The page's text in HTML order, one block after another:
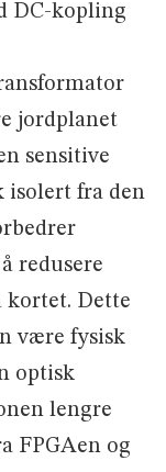
DC-kopling
jordplanet
sensitive
isolert fra den
redusere
kortet. Dette
være fysisk
optisk
lengre
FPGAen og